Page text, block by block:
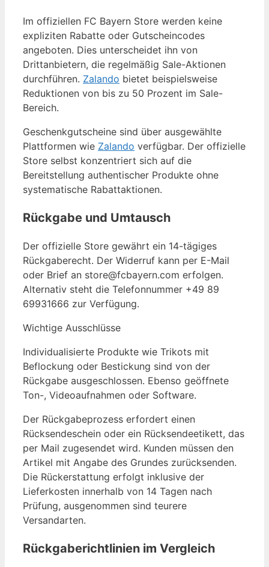
Im offiziellen FC Bayern Store werden keine
expliziten Rabatte oder Gutscheincodes
angeboten. Dies unterscheidet ihn von
Drittanbietern, die regelmäßig Sale-Aktionen
durchführen. Zalando bietet beispielsweise
Reduktionen von bis zu 50 Prozent im Sale-
Bereich.
Geschenkgutscheine sind über ausgewählte
Plattformen wie Zalando verfügbar. Der offizielle
Store selbst konzentriert sich auf die
Bereitstellung authentischer Produkte ohne
systematische Rabattaktionen.
Rückgabe und Umtausch
Der offizielle Store gewährt ein 14-tägiges
Rückgaberecht. Der Widerruf kann per E-Mail
oder Brief an store@fcbayern.com erfolgen.
Alternativ steht die Telefonnummer +49 89
69931666 zur Verfügung.
Wichtige Ausschlüsse
Individualisierte Produkte wie Trikots mit
Beflockung oder Bestickung sind von der
Rückgabe ausgeschlossen. Ebenso geöffnete
Ton-, Videoaufnahmen oder Software.
Der Rückgabeprozess erfordert einen
Rücksendeschein oder ein Rücksendeetikett, das
per Mail zugesendet wird. Kunden müssen den
Artikel mit Angabe des Grundes zurücksenden.
Die Rückerstattung erfolgt inklusive der
Lieferkosten innerhalb von 14 Tagen nach
Prüfung, ausgenommen sind teurere
Versandarten.
Rückgaberichtlinien im Vergleich